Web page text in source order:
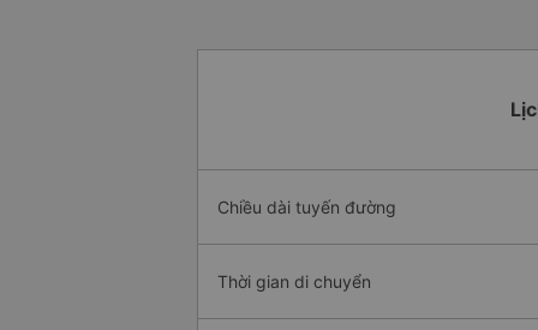
Chiều dài tuyến đường
Thời gian di chuyển